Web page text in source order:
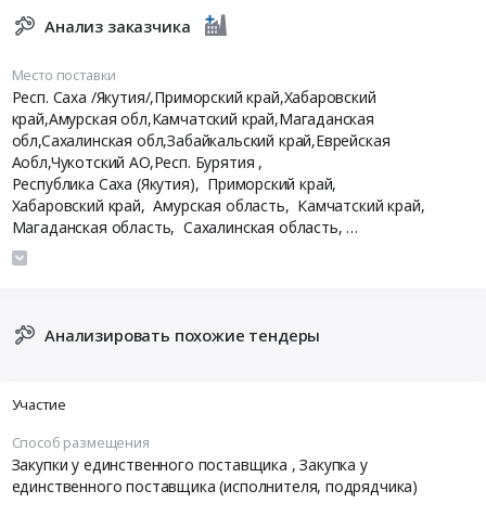
Анализ заказчика
Место поставки
Респ. Саха /Якутия/,Приморский край,Хабаровский
край,Амурская обл,Камчатский край,Магаданская
обл,Сахалинская обл,Забайкальский край,Еврейская
Аобл,Чукотский АО,Респ. Бурятия ,
Республика Саха (Якутия), Приморский край,
Хабаровский край, Амурская область, Камчатский край,
Магаданская область, Сахалинская область,
Забайкальский край,
Республика Бурятия
Анализировать похожие тендеры
Участие
Способ размещения
Закупки у единственного поставщика , Закупка у
единственного поставщика (исполнителя, подрядчика)